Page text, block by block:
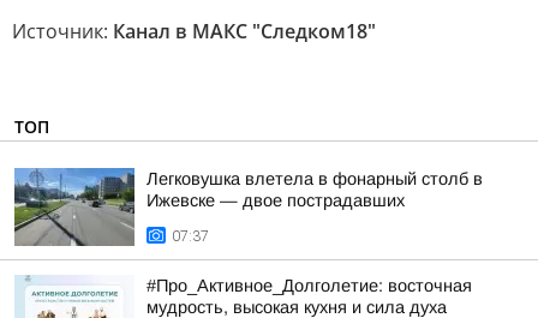
Источник: Канал в МАКС "Следком18"
ТОП
Легковушка влетела в фонарный столб в
Ижевске — двое пострадавших
07:37
#Про_Активное_Долголетие: восточная
мудрость, высокая кухня и сила духа